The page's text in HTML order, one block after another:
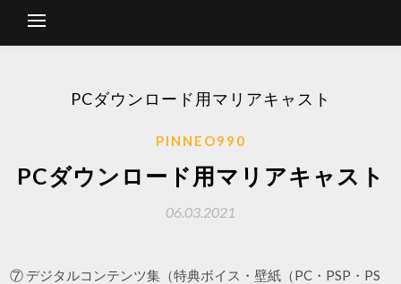
PCダウンロード用マリアキャスト
PINNEO990
PCダウンロード用マリアキャスト
06.03.2021
⑦ デジタルコンテンツ集（特典ボイス・壁紙（PC・PSP・PS